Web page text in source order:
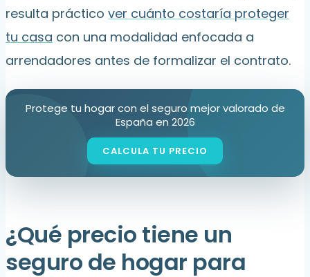
resulta práctico ver cuánto costaría proteger
tu casa con una modalidad enfocada a
arrendadores antes de formalizar el contrato.
Protege tu hogar con el seguro mejor valorado de
España en 2026
¿Qué precio tiene un
seguro de hogar para